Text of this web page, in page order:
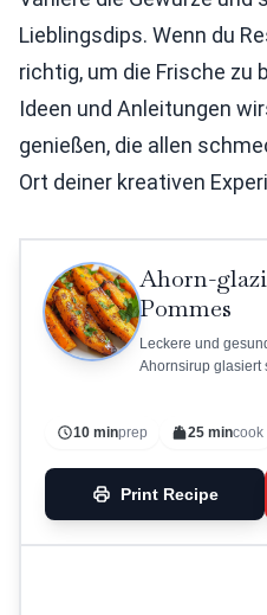
Lieblingsdips. Wenn du
richtig, um die Frische zu
Ideen und Anleitungen
genießen, die allen
Ort deiner kreativen
Ahorn-
Pommes
Leckere und
Ahornsirup glasiert
10 minprep 25 mincook
Print Recipe